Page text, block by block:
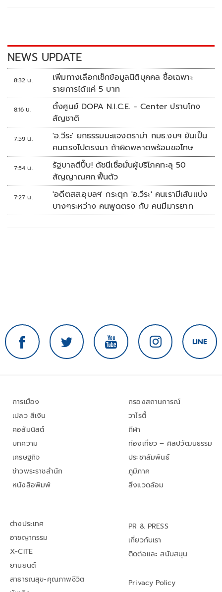
k k
NEWS UPDATE
8:32 น.
เพิ่มทางเลือกเช็กข้อมูลนิติบุคคล ซื้อเฉพาะ
รายการได้แค่ 5 บาท
8:16 น.
ตั้งศูนย์ DOPA N.I.C.E. - Center ปราบโกง
สัญชาติ
7:59 น.
'อ.วีระ' ยกธรรมมะแจงดราม่า กมธ.งบฯ ยันเป็น
คนตรงไปตรงมา ถ้าผิดพลาดพร้อมขอโทษ
7:54 น.
รัฐบาลตีปี๊บ! ดัชนีเชื่อมั่นผู้บริโภคทะลุ 50
สัญญาณศก.ฟื้นตัว
7:27 น.
'อดีตสส.อุบลฯ' กระตุก 'อ.วีระ' คนเรามีเส้นแบ่ง
บางๆระหว่าง คนพูดตรง กับ คนมีมารยาท
การเมือง
เปลว สีเงิน
คอลัมนิสต์
บทความ
เศรษฐกิจ
ข่าวพระราชสำนัก
หนังสือพิมพ์
กรองสถานการณ์
วาไรตี้
กีฬา
ท่องเที่ยว – ศิลปวัฒนธรรม
ประชาสัมพันธ์
ภูมิภาค
สิ่งแวดล้อม
ต่างประเทศ
อาชญากรรม
X-CITE
ยานยนต์
สาธารณสุข-คุณภาพชีวิต
PR & PRESS
เกี่ยวกับเรา
ติดต่อและ สนับสนุน
Privacy Policy